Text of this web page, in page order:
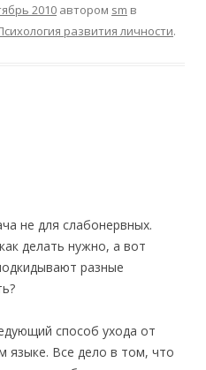
2010 автором sm в
развития личности.
не для слабонервных.
делать нужно, а вот
разные
способ ухода от
языке. Все дело в том, что